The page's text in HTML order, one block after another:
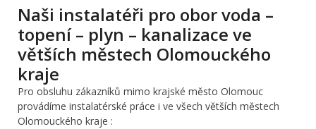
Naši instalatéři pro obor voda –
topení – plyn – kanalizace ve
větších městech Olomouckého
kraje
Pro obsluhu zákazníků mimo krajské město Olomouc
provádíme instalatérské práce i ve všech větších městech
Olomouckého kraje :